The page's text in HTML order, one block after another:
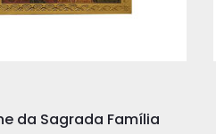
da Sagrada Família